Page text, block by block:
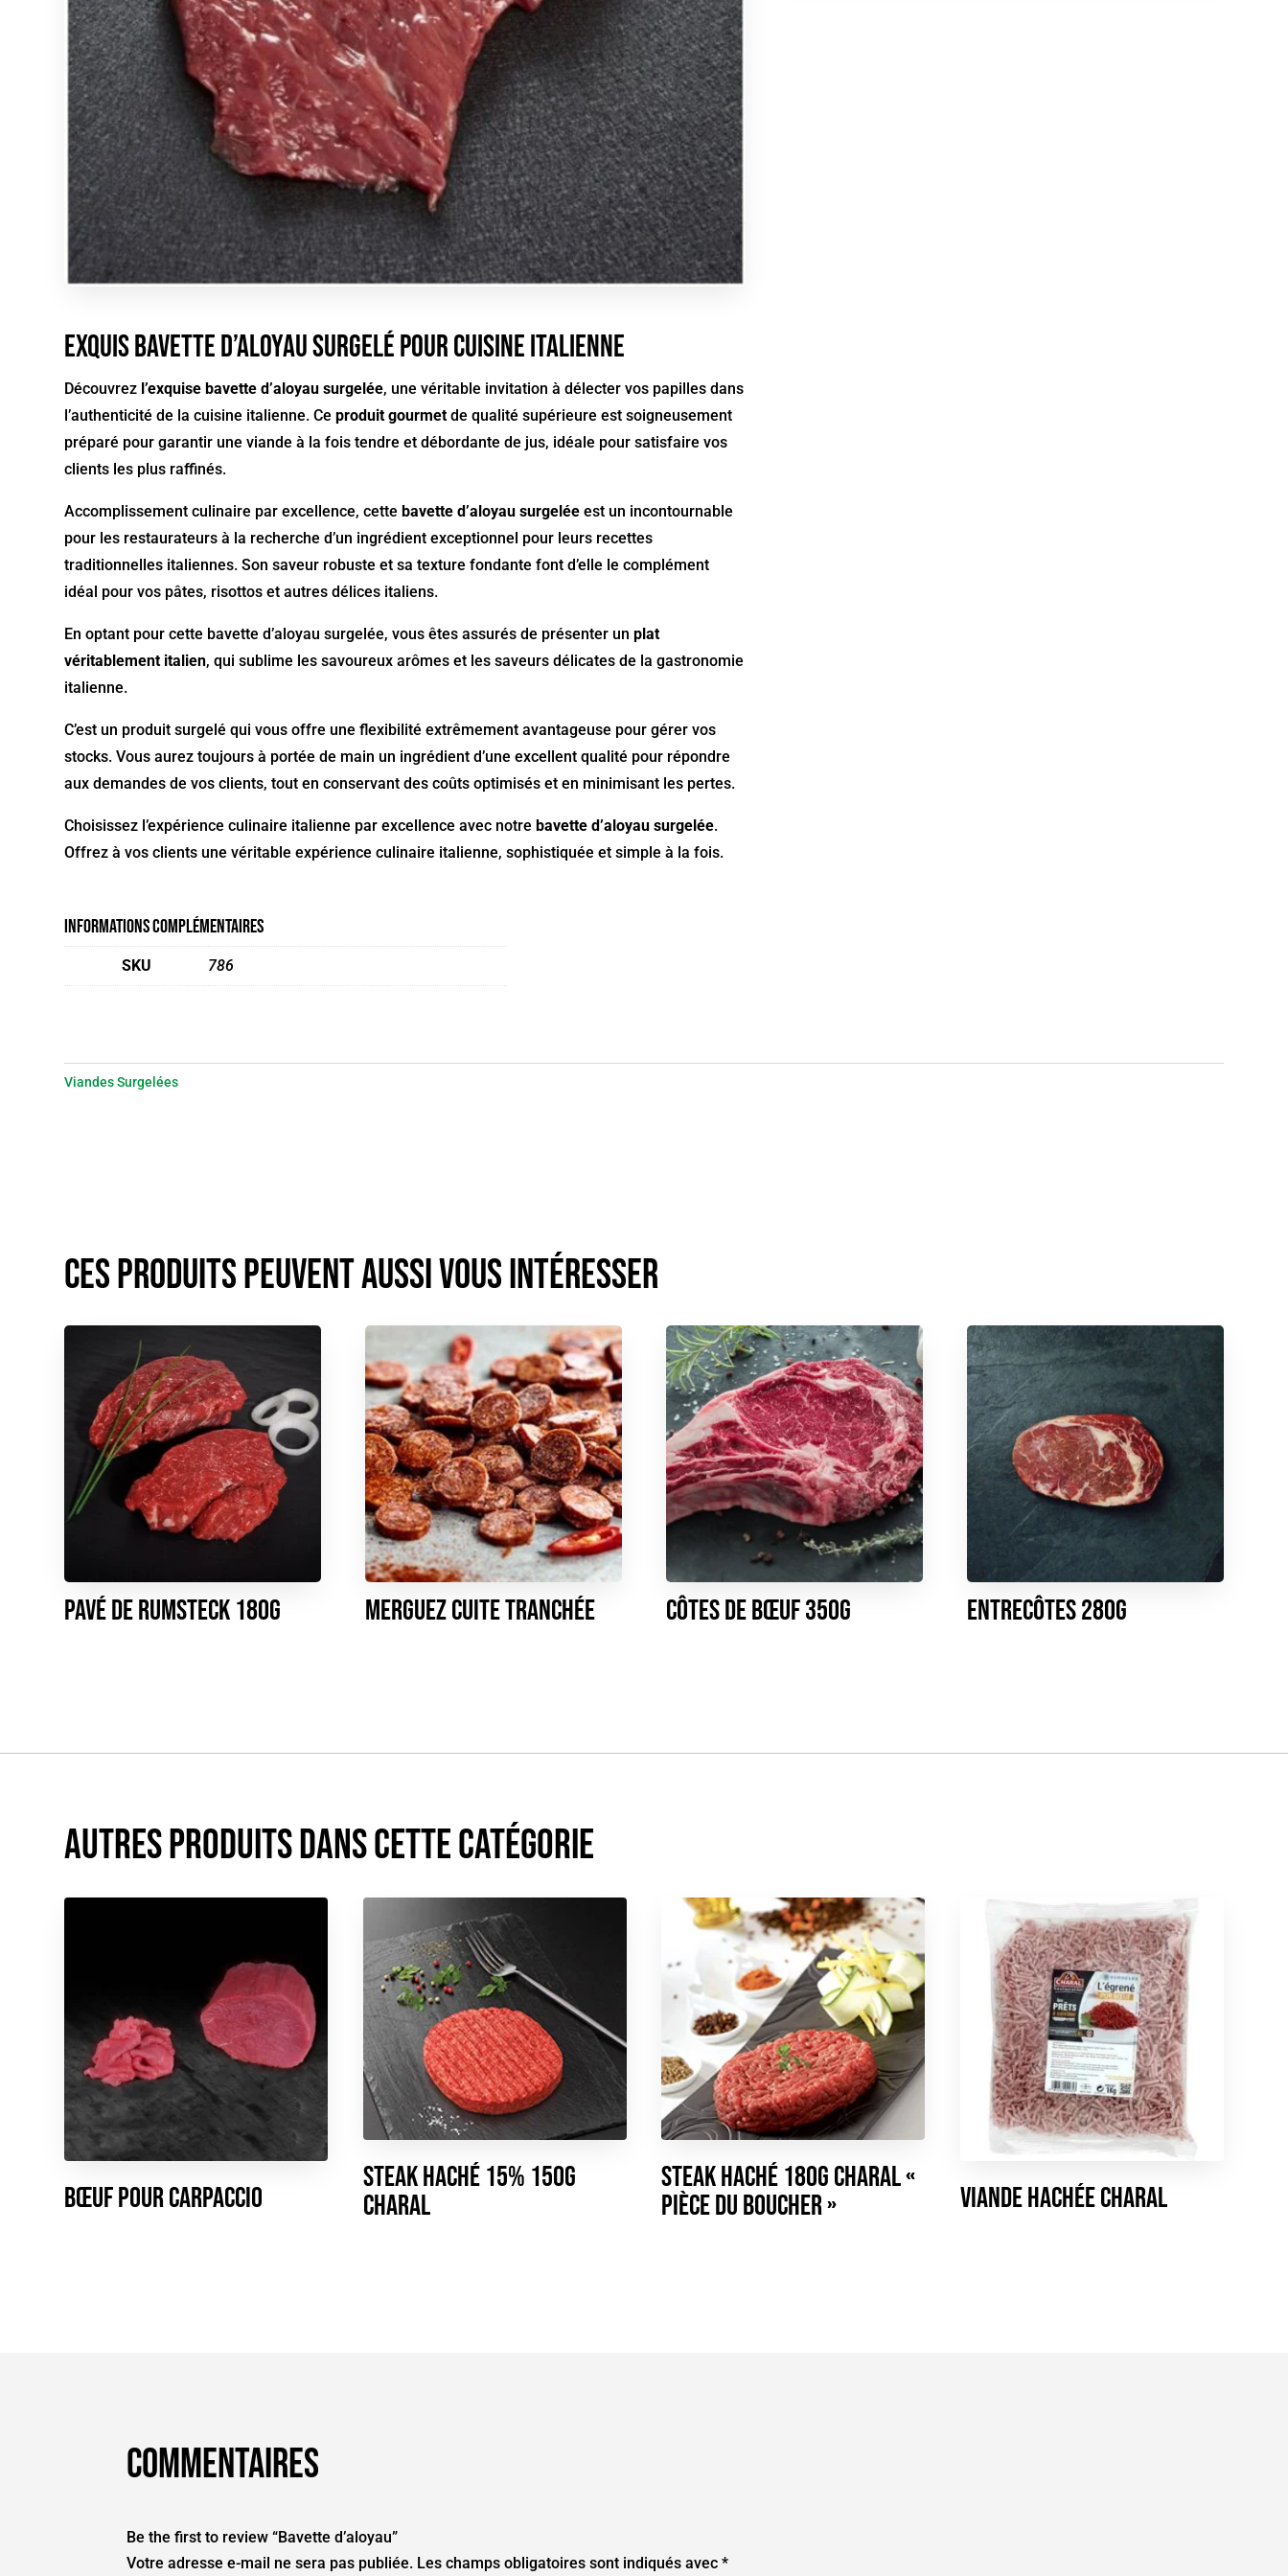
Exquis Bavette d’Aloyau Surgelé pour Cuisine Italienne
Découvrez l’exquise bavette d’aloyau surgelée, une véritable invitation à délecter vos papilles dans
l’authenticité de la cuisine italienne. Ceproduit gourmetde qualité supérieure est soigneusement
préparé pour garantir une viande à la fois tendre et débordante de jus, idéale pour satisfaire vos
clients les plus raffinés.
Accomplissement culinaire par excellence, cettebavette d’aloyau surgelée est un incontournable
pour les restaurateurs à la recherche d’un ingrédient exceptionnel pour leurs recettes
traditionnelles italiennes. Son saveur robuste et sa texture fondante font d’elle le complément
idéal pour vos pâtes, risottos et autres délices italiens.
En optant pour cette bavette d’aloyau surgelée, vous êtes assurés de présenter unplat
véritablement italien, qui sublime les savoureux arômes et les saveurs délicates de la gastronomie
italienne.
C’est un produit surgelé qui vous offre une flexibilité extrêmement avantageuse pour gérer vos
stocks. Vous aurez toujours à portée de main un ingrédient d’une excellent qualité pour répondre
aux demandes de vos clients, tout en conservant des coûts optimisés et en minimisant les pertes.
Choisissez l’expérience culinaire italienne par excellence avec notrebavette d’aloyau surgelée.
Offrez à vos clients une véritable expérience culinaire italienne, sophistiquée et simple à la fois.
Informations complémentaires
SKU 786
Viandes Surgelées
Pavé de rumsteck 180g Merguez cuite tranchée Côtes de bœuf 350g Entrecôtes 280g
Autres produits dans cette catégorie
Bœuf pour carpaccio
Steak haché 15% 150g
CHARAL
Steak haché 180g CHARAL «
pièce du boucher »
Viande hachée CHARAL
Commentaires
Be the first to review “Bavette d’aloyau”
Votre adresse e-mail ne sera pas publiée. Les champs obligatoires sont indiqués avec *